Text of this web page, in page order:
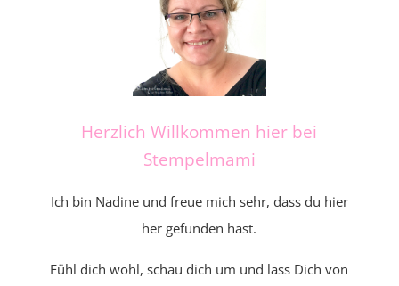
Herzlich Willkommen hier bei
Stempelmami
Ich bin Nadine und freue mich sehr, dass du hier
her gefunden hast.
Fühl dich wohl, schau dich um und lass Dich von